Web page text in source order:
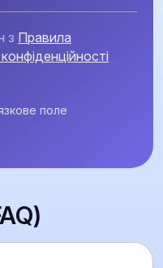
з Правила
поле